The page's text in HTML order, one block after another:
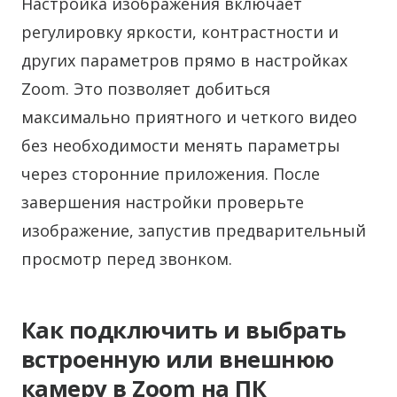
регулировку яркости, контрастности и
других параметров прямо в настройках
Zoom. Это позволяет добиться
максимально приятного и четкого видео
без необходимости менять параметры
через сторонние приложения. После
завершения настройки проверьте
изображение, запустив предварительный
просмотр перед звонком.
Как подключить и выбрать
встроенную или внешнюю
камеру в Zoom на ПК